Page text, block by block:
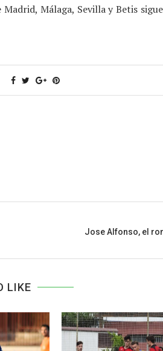
Málaga, Sevilla y Betis
Jose Alfonso, el
LIKE